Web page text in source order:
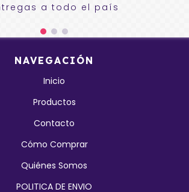
a todo el país
NAVEGACIÓN
Inicio
Productos
Contacto
Cómo Comprar
Quiénes Somos
POLITICA DE ENVIO